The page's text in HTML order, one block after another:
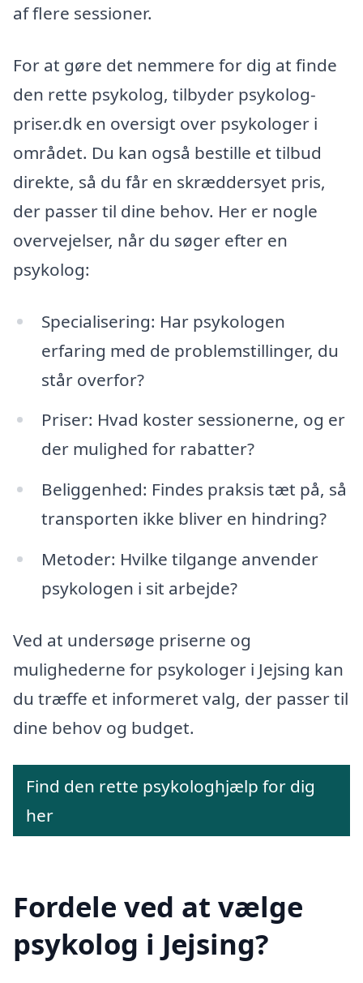
af flere sessioner.
For at gøre det nemmere for dig at finde
den rette psykolog, tilbyder psykolog-
priser.dk en oversigt over psykologer i
området. Du kan også bestille et tilbud
direkte, så du får en skræddersyet pris,
der passer til dine behov. Her er nogle
overvejelser, når du søger efter en
psykolog:
Specialisering: Har psykologen
erfaring med de problemstillinger, du
står overfor?
Priser: Hvad koster sessionerne, og er
der mulighed for rabatter?
Beliggenhed: Findes praksis tæt på, så
transporten ikke bliver en hindring?
Metoder: Hvilke tilgange anvender
psykologen i sit arbejde?
Ved at undersøge priserne og
mulighederne for psykologer i Jejsing kan
du træffe et informeret valg, der passer til
dine behov og budget.
Find den rette psykologhjælp for dig
her
Fordele ved at vælge
psykolog i Jejsing?